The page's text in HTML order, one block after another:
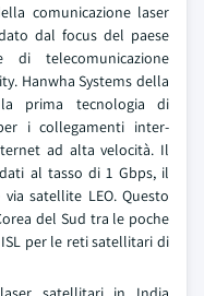
comunicazione laser
dal focus del paese
telecomunicazione
Hanwha Systems della
prima tecnologia di
i collegamenti inter-
ad alta velocità. Il
al tasso di 1 Gbps, il
satellite LEO. Questo
del Sud tra le poche
per le reti satellitari di